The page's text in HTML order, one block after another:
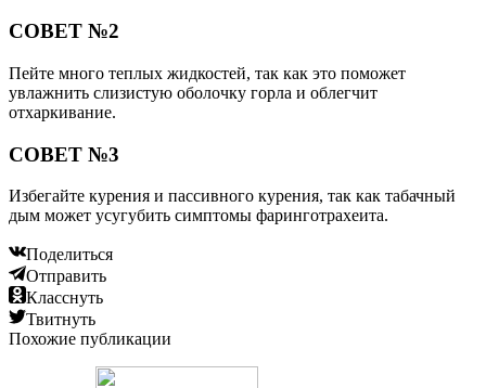
СОВЕТ №2
Пейте много теплых жидкостей, так как это поможет
увлажнить слизистую оболочку горла и облегчит
отхаркивание.
СОВЕТ №3
Избегайте курения и пассивного курения, так как табачный
дым может усугубить симптомы фаринготрахеита.
Поделиться
Отправить
Класснуть
Твитнуть
Похожие публикации